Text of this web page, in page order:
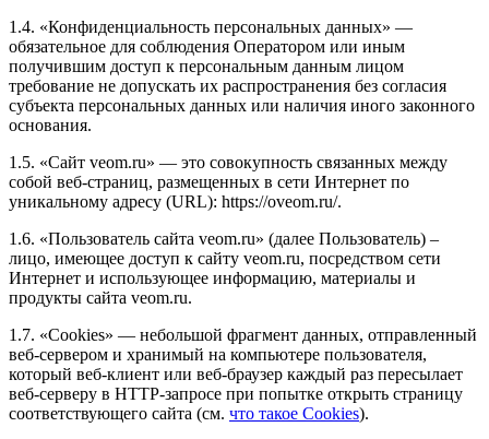
1.4. «Конфиденциальность персональных данных» —
обязательное для соблюдения Оператором или иным
получившим доступ к персональным данным лицом
требование не допускать их распространения без согласия
субъекта персональных данных или наличия иного законного
основания.
1.5. «Сайт veom.ru» — это совокупность связанных между
собой веб-страниц, размещенных в сети Интернет по
уникальному адресу (URL): https://oveom.ru/.
1.6. «Пользователь сайта veom.ru» (далее Пользователь) –
лицо, имеющее доступ к сайту veom.ru, посредством сети
Интернет и использующее информацию, материалы и
продукты сайта veom.ru.
1.7. «Cookies» — небольшой фрагмент данных, отправленный
веб-сервером и хранимый на компьютере пользователя,
который веб-клиент или веб-браузер каждый раз пересылает
веб-серверу в HTTP-запросе при попытке открыть страницу
соответствующего сайта (см. что такое Cookies).